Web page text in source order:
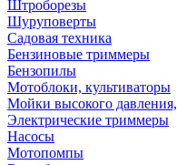
Штроборезы
Шуруповерты
Садовая техника
Бензиновые триммеры
Бензопилы
Мотоблоки, культиваторы
Мойки высокого
Электрические триммеры
Насосы
Мотопомпы